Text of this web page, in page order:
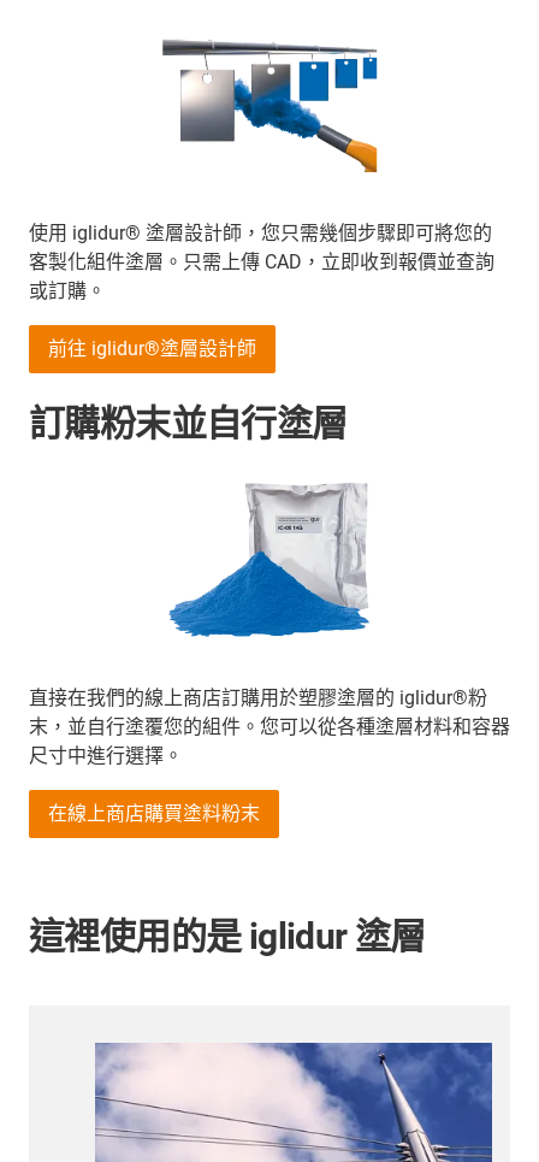
使用 iglidur® 塗層設計師，您只需幾個步驟即可將您的
客製化組件塗層。只需上傳 CAD，立即收到報價並查詢
或訂購。
前往 iglidur®塗層設計師
訂購粉末並自行塗層
直接在我們的線上商店訂購用於塑膠塗層的 iglidur®粉
末，並自行塗覆您的組件。您可以從各種塗層材料和容器
尺寸中進行選擇。
在線上商店購買塗料粉末
這裡使用的是 iglidur 塗層